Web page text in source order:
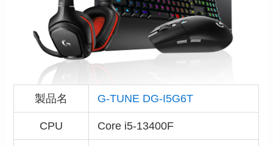
製品名 G-TUNE DG-I5G6T
CPU Core i5-13400F